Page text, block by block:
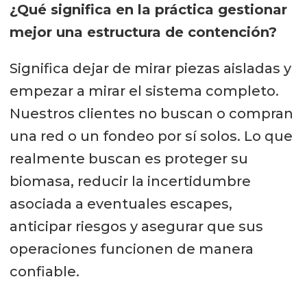
Porque para ayudar a un cliente a
gestionar mejor sus estructuras no
basta con tener una oficina
comercial ni con vender productos
aislados. Hay que estar cerca de la
operación, entender sus desafíos,
escuchar a sus equipos, conocer la
realidad de los centros de cultivo y
responder con capacidad técnica y
ejecución local.
Esa cercanía requiere inversión y
compromiso. Badinotti cuenta en
¿Qué significa en la práctica gestionar
mejor una estructura de contención?
Significa dejar de mirar piezas aisladas y
empezar a mirar el sistema completo.
Nuestros clientes no buscan o compran
una red o un fondeo por sí solos. Lo que
realmente buscan es proteger su
biomasa, reducir la incertidumbre
asociada a eventuales escapes,
anticipar riesgos y asegurar que sus
operaciones funcionen de manera
confiable.